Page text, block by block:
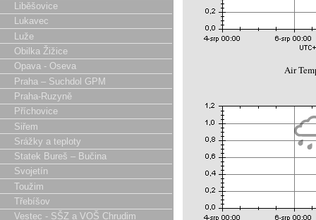
Liběšovice
Lukavec
Luže
Obilka Žižice
Opava - Oseva
Praha – Suchdol GPM
Praha-Ruzyně
Příchovice
Siřem
Srážky a teploty
Statek Bureš – Bučina
Svojetín
Toužim
Třebíšov
Vestec - SŠZ a VOŠ Chrudim
Air